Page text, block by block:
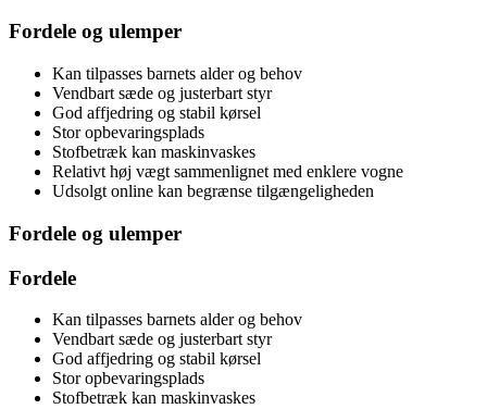
Fordele og ulemper
Kan tilpasses barnets alder og behov
Vendbart sæde og justerbart styr
God affjedring og stabil kørsel
Stor opbevaringsplads
Stofbetræk kan maskinvaskes
Relativt høj vægt sammenlignet med enklere vogne
Udsolgt online kan begrænse tilgængeligheden
Fordele og ulemper
Fordele
Kan tilpasses barnets alder og behov
Vendbart sæde og justerbart styr
God affjedring og stabil kørsel
Stor opbevaringsplads
Stofbetræk kan maskinvaskes